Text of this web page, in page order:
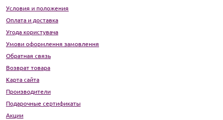
Условия и положения
Оплата и доставка
Угода користувача
Умови оформлення замовлення
Обратная связь
Возврат товара
Карта сайта
Производители
Подарочные сертификаты
Акции